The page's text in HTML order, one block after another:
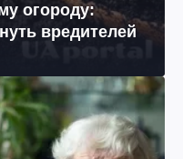
огороду:
вредителей